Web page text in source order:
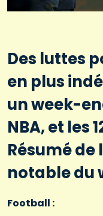
Des luttes
en plus
un week-
NBA, et les
Résumé
notable du
Football :